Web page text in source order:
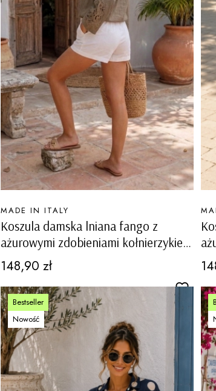
Koszula damska lniana fango z
ażurowymi zdobieniami kołnierzykiem
na guziki ściągacz na dole Capovalle
PRODUCENT
MADE IN ITALY
Cena
148,90 zł
Bestseller
Nowość